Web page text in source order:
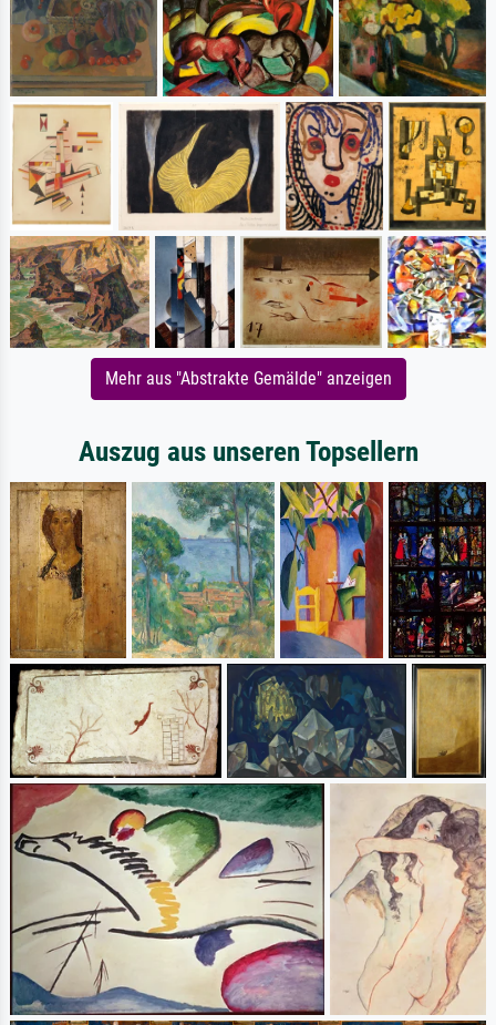
Mehr aus "Abstrakte Gemälde" anzeigen
Auszug aus unseren Topsellern